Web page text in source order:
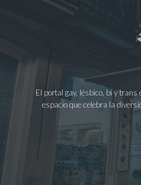
El portal gay, lésbico, bi y
espacio que celebra la